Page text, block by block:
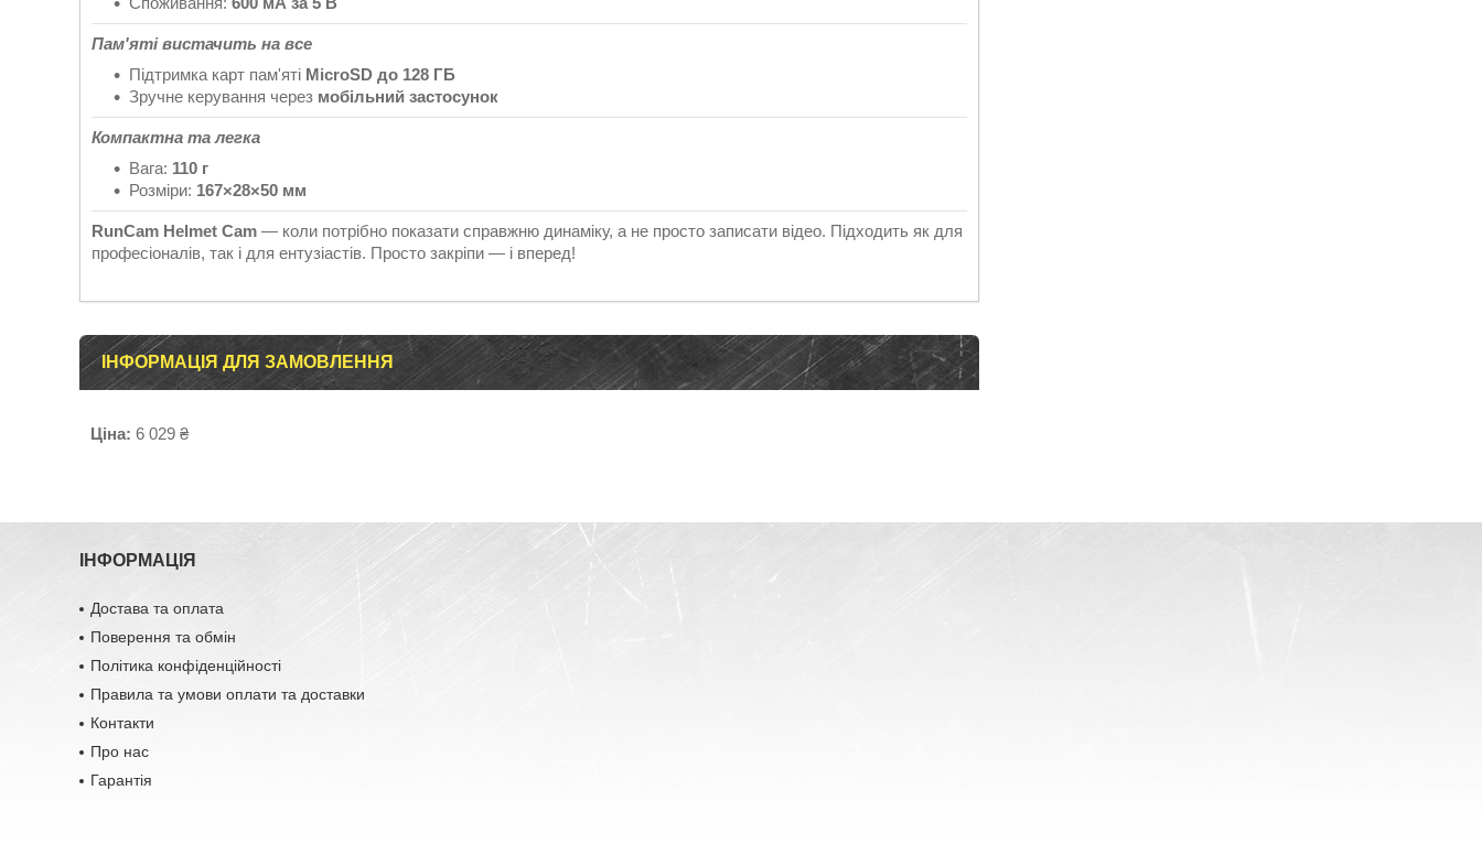
Пам'яті вистачить на все
Підтримка карт пам'яті MicroSD до 128 ГБ
Зручне керування через мобільний застосунок
Компактна та легка
Вага: 110 г
Розміри: 167×28×50 мм
RunCam Helmet Cam — коли потрібно показати справжню динаміку, а не просто записати відео. Підходить як для
професіоналів, так і для ентузіастів. Просто закріпи — і вперед!
ІНФОРМАЦІЯ ДЛЯ ЗАМОВЛЕННЯ
Ціна: 6 029 ₴
ІНФОРМАЦІЯ
Достава та оплата
Поверення та обмін
Політика конфіденційності
Правила та умови оплати та доставки
Контакти
Про нас
Гарантія